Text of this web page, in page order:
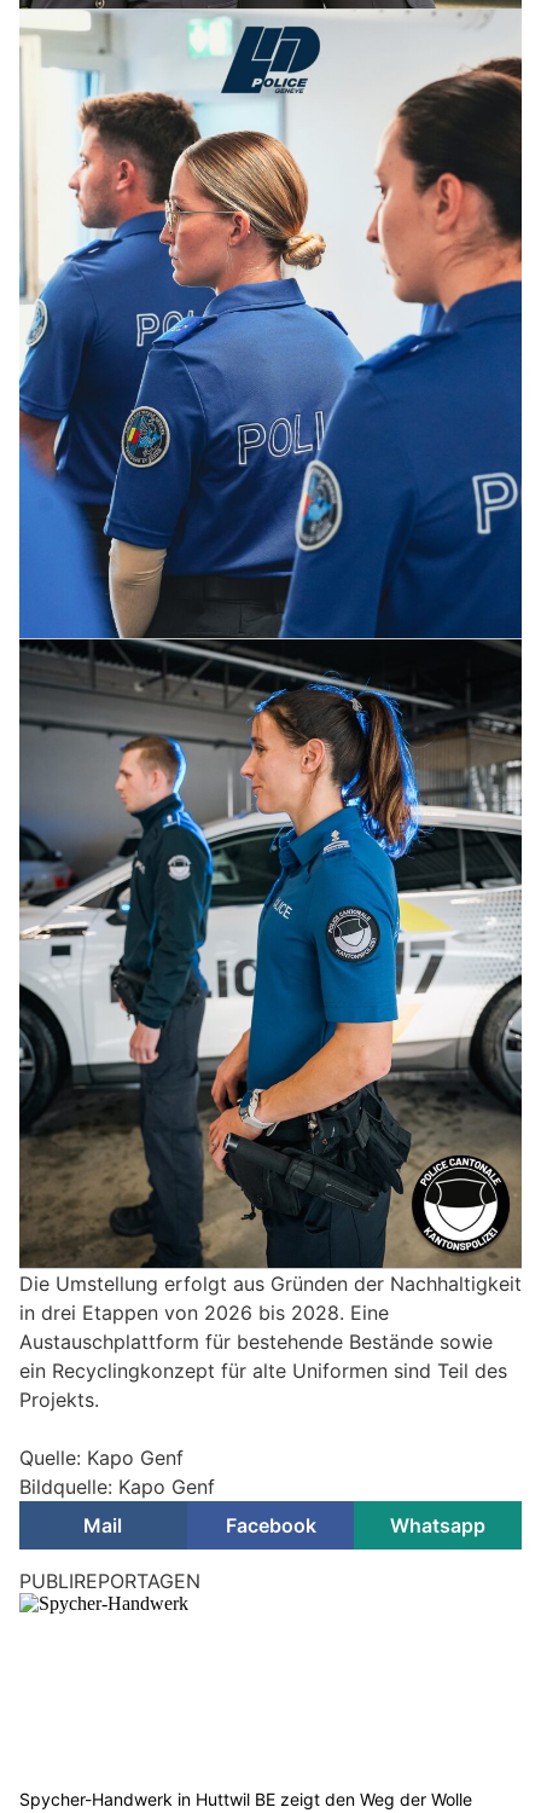
Die Umstellung erfolgt aus Gründen der Nachhaltigkeit
in drei Etappen von 2026 bis 2028. Eine
Austauschplattform für bestehende Bestände sowie
ein Recyclingkonzept für alte Uniformen sind Teil des
Projekts.
Quelle: Kapo Genf
Bildquelle: Kapo Genf
Mail
Facebook Whatsapp
PUBLIREPORTAGEN
Spycher-Handwerk in Huttwil BE zeigt den Weg der Wolle